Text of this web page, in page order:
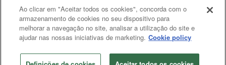
Comunicações Metodistas Unidas é uma agência da Igreja
Metodista Unida
©2026 Comunicações Metodistas Unidas. Todos os direitos
reservados
Ao clicar em "Aceitar todos os cookies", concorda com o
armazenamento de cookies no seu dispositivo para
melhorar a navegação no site, analisar a utilização do site e
ajudar nas nossas iniciativas de marketing. Cookie policy